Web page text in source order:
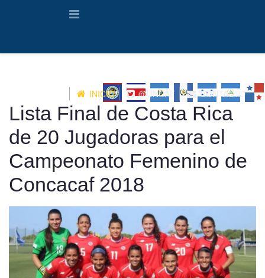
INICIO @UNCAF CONTACTO
Lista Final de Costa Rica
de 20 Jugadoras para el
Campeonato Femenino de
Concacaf 2018